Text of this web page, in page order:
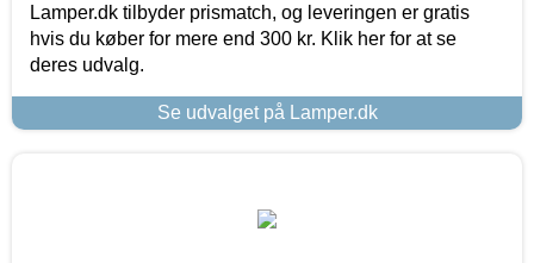
Lamper.dk tilbyder prismatch, og leveringen er gratis
hvis du køber for mere end 300 kr. Klik her for at se
deres udvalg.
Se udvalget på Lamper.dk